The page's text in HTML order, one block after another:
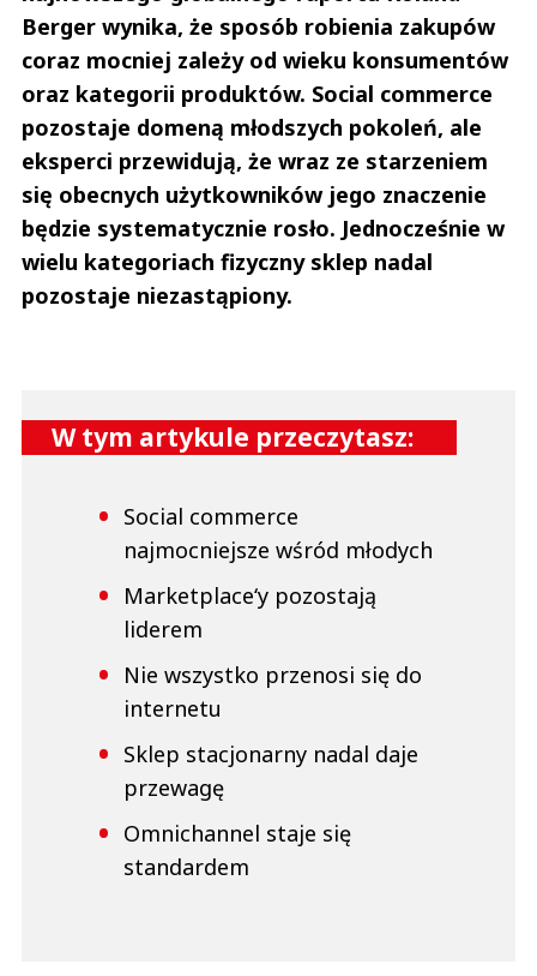
Berger wynika, że sposób robienia zakupów
coraz mocniej zależy od wieku konsumentów
oraz kategorii produktów. Social commerce
pozostaje domeną młodszych pokoleń, ale
eksperci przewidują, że wraz ze starzeniem
się obecnych użytkowników jego znaczenie
będzie systematycznie rosło. Jednocześnie w
wielu kategoriach fizyczny sklep nadal
pozostaje niezastąpiony.
W tym artykule przeczytasz:
Social commerce
najmocniejsze wśród młodych
Marketplace‘y pozostają
liderem
Nie wszystko przenosi się do
internetu
Sklep stacjonarny nadal daje
przewagę
Omnichannel staje się
standardem